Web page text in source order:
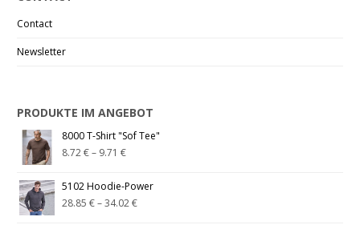
Contact
Newsletter
PRODUKTE IM ANGEBOT
8000 T-Shirt "Sof Tee"
8.72€– 9.71€
5102 Hoodie-Power
28.85€–34.02€